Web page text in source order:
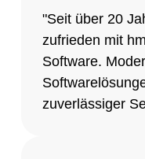
"Seit über 20
zufrieden mit
Software.
zuverlässiger